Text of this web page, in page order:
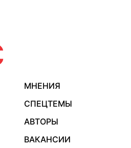
МНЕНИЯ
СПЕЦТЕМЫ
АВТОРЫ
ВАКАНСИИ